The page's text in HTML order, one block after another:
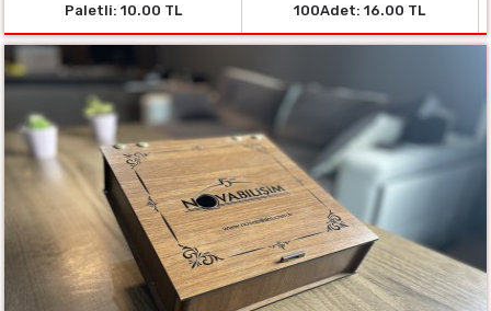
Paletli: 10.00 TL 100Adet: 16.00 TL